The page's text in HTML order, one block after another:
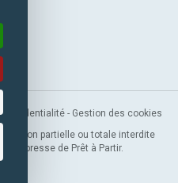
confidentialité - Gestion des cookies
partielle ou totale interdite
et expresse de Prêt à Partir.